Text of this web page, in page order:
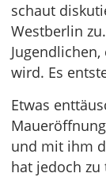
schaut
Westberlin
wird. Es
Etwas
und mit ihm
hat jedoch zu